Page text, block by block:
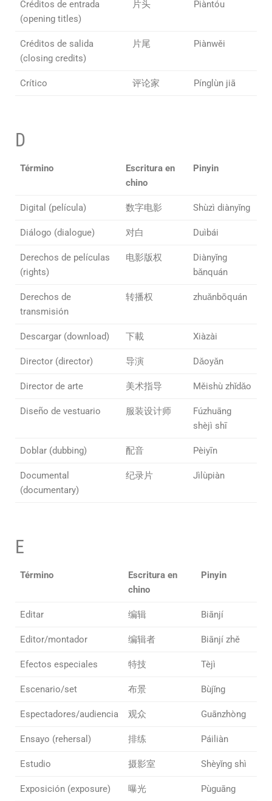
Créditos de entrada
(opening titles)
片头 Piàntóu
Créditos de salida
(closing credits)
片尾 Piànwěi
Crítico 评论家 Pínglùn jiā
D
Término
Escritura en
chino
Pinyin
Digital (película) 数字电影 Shùzì diànyǐng
Diálogo (dialogue) 对白 Duìbái
Derechos de películas
(rights)
电影版权
Diànyǐng
bǎnquán
Derechos de
transmisión
转播权 zhuǎnbōquán
Descargar (download) 下載 Xiàzài
Director (director) 导演 Dǎoyǎn
Director de arte 美术指导 Měishù zhǐdǎo
Diseño de vestuario 服装设计师
Fúzhuāng
shèjì shī
Doblar (dubbing) 配音 Pèiyīn
Documental
(documentary)
纪录片 Jìlùpiàn
E
Término
Escritura en
chino
Pinyin
Editar 编辑 Biānjí
Editor/montador 编辑者 Biānjí zhě
Efectos especiales 特技 Tèjì
Escenario/set 布景 Bùjǐng
Espectadores/audiencia 观众 Guānzhòng
Ensayo (rehersal) 排练 Páiliàn
Estudio 摄影室 Shèyǐng shì
Exposición (exposure) 曝光 Pùguāng